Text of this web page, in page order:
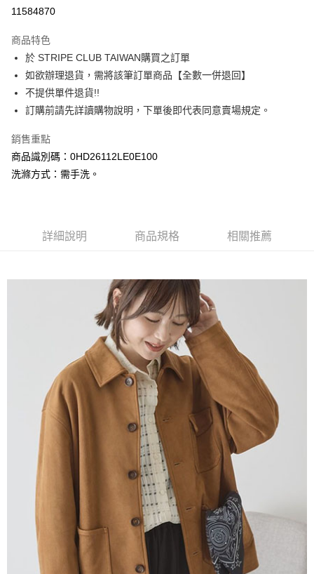
上海商業儲蓄銀行
臺灣中小企業銀行
匯豐（台灣）商業銀行
華泰商業銀行
聯邦商業銀行
遠東國際商業銀行
元大商業銀行
玉山商業銀行
星展（台灣）商業銀行
台灣樂天信用卡公司
LINE Pay
Apple Pay
街口支付
悠遊付
大哥付你分期
相關說明
【大哥付你分期使用說明】
成交易。
3.實際核准額度、可分期數及費用金額請依後續交易確認頁面所載為準。
法說明評估內容。
1.分期款項不併入電信帳單，「大哥付你分期」於每月結算日後寄送繳費提
2.透過簡訊連結打開帳單後，可選擇「超商條碼／台灣大直營門市／銀行轉
帳／街口支付／iPASS MONEY」等通路繳費。
【注意事項】
1.本服務係由「台灣大哥大股份有限公司」（以下簡稱本公司）所提供，讓
用戶於交易時，得透過本服務購買商品或服務，並由商店將買賣／分期付款
買賣價金債權讓與本公司後，依約使用本公司帳單繳交帳款。
2.基於同意付款使用「大哥付你分期」之契約關係目的，商店將以您的個人
資料（包含姓名、電話或地址）提供予台灣大哥大進項蒐集、處理及利用，
由本公司與您本人進行分期帳單所需資料之確認、核對及更正。
3.完整用戶服務條款，請詳閱以下連結： https://oppay.tw/userRule
AFTEE先享後付是「在收到商品之後才付款」的支付方式。 讓您購物簡單
３．安心：先確認商品／服務後，再付款。
【「AFTEE先享後付」結帳流程】
１．於結帳方式選擇「AFTEE先享後付」後，將跳轉至「AFTEE先享後付」
結帳頁面，進行簡訊認證並確認金額後，即可完成結帳。
２．訂單成立數日內，您將收到繳費通知簡訊。
３．收到繳費通知簡訊後14天內，點擊此簡訊中的連結，可透過四大超商／
ATM／網路銀行／等多元方式進行付款，方視為交易完成。
※ 請注意：結帳手續完成當下不需立刻繳費，但若您需要取消訂單，請聯絡
購買商品的店家。未經商家同意取消之訂單仍視為有效，需透過AFTEE先享
後付繳納相關費用。
※ 交易是否成功請以「AFTEE先享後付 」之結帳頁面顯示為準，若有關於
是否繳費成功／繳費後需取消欲退款等相關疑問，請聯繫「AFTEE先享後付
客戶支援中心」
https://netprotections.freshdesk.com/support/home
【注意事項】
１．透過由恩沛科技股份有限公司提供之「AFTEE先享後付」服務完成之交
易，需依本服務之必要範圍內提供個人資料，並將交易相關給付款項請求債
權轉讓予恩沛科技股份有限公司。
２．關於個人資料處理事宜，請瀏覽以下網址：
https://aftee.tw/terms/#terms3
３．未成年的使用者請事先徵得法定代理人或監護人之同意方可使用
「AFTEE先享後付」，若未經同意申辦者引起之損失，本公司不負相關責
ATM付款
每筆NT$60，滿NT$388(含以上)免運費
每筆NT$60，滿NT$388(含以上)免運費
萊爾富取貨付款
每筆NT$60，滿NT$888(含以上)免運費
萊爾富純取貨
每筆NT$60，滿NT$888(含以上)免運費
7-11取貨付款
每筆NT$60，滿NT$888(含以上)免運費
每筆NT$60，滿NT$888(含以上)免運費
11584870
商品特色
於 STRIPE CLUB TAIWAN購買之訂單
如欲辦理退貨，需將該筆訂單商品【全數一併退回】
不提供單件退貨!!
訂購前請先詳讀購物說明，下單後即代表同意賣場規定。
銷售重點
商品識別碼：0HD26112LE0E100
洗滌方式：需手洗。
詳細說明 商品規格 相關推薦